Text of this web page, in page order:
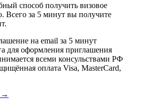
способ получить визовое
Всего за 5 минут вы получите
на email за 5 минут
для оформления приглашения
всеми консульствами РФ
оплата Visa, MasterCard,
→